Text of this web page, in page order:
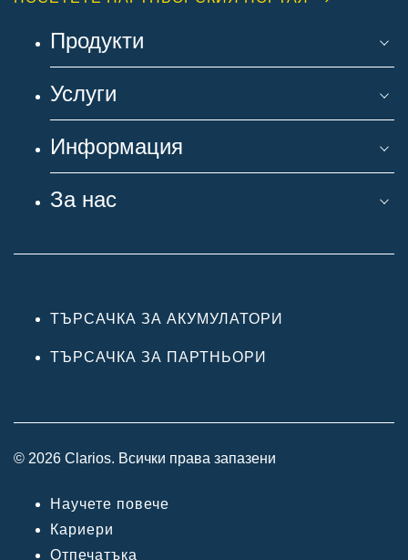
Продукти
Услуги
Информация
За нас
ТЪРСАЧКА ЗА АКУМУЛАТОРИ
ТЪРСАЧКА ЗА ПАРТНЬОРИ
© 2026 Clarios. Всички права запазени
Научете повече
Кариери
Отпечатъка